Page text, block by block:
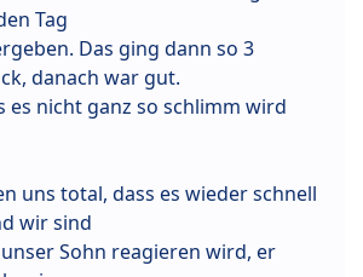
Tag
Das ging dann so 3
danach war gut.
es nicht ganz so schlimm wird
uns total, dass es wieder schnell
wir sind
Sohn reagieren wird, er